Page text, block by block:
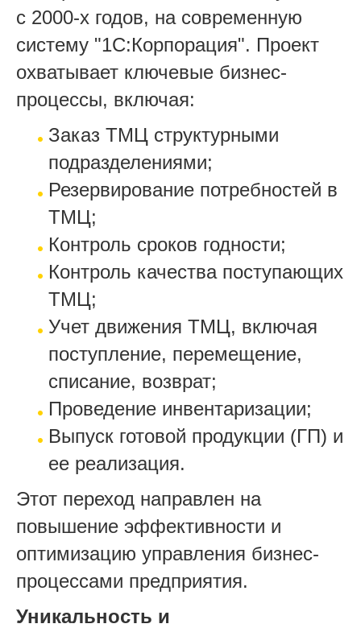
с 2000-х годов, на современную
систему "1С:Корпорация". Проект
охватывает ключевые бизнес-
процессы, включая:
Заказ ТМЦ структурными
подразделениями;
Резервирование потребностей в
ТМЦ;
Контроль сроков годности;
Контроль качества поступающих
ТМЦ;
Учет движения ТМЦ, включая
поступление, перемещение,
списание, возврат;
Проведение инвентаризации;
Выпуск готовой продукции (ГП) и
ее реализация.
Этот переход направлен на
повышение эффективности и
оптимизацию управления бизнес-
процессами предприятия.
Уникальность и